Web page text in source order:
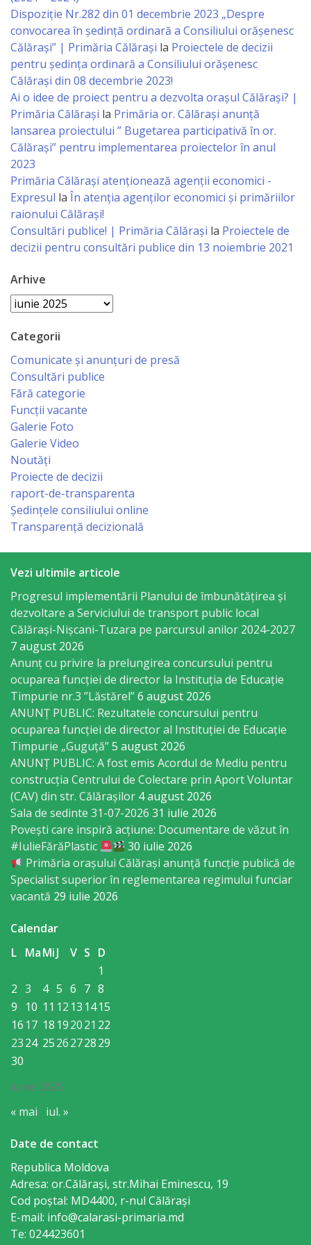
Specialist
în
Construcţii,
Gospodărie
Comunală
şi
Drumuri
Specialist
în
Antreprenoriat,
Business
şi
Comerţ
Specialist
în
Problemele
Tineretului
şi
Sportului
Specialist
pentru
Planificare,
Economist
Primar
Viceprimarii
Specialist
Relații
cu
Publicul,
Operator
CISC
Organigrama
Regulament
Consiliul
local
Secretarul
Consilieri
Comisii
de
specialitate
Regulamentul
Dispoziție Nr.282 din 01 decembrie 2023 „Despre
convocarea în ședință ordinară a Consiliului orășenesc
Călărași” | Primăria Călărași la Proiectele de decizii
pentru ședința ordinară a Consiliului orășenesc
Călărași din 08 decembrie 2023!
Ai o idee de proiect pentru a dezvolta orașul Călărași? |
Primăria Călărași la Primăria or. Călărași anunță
lansarea proiectului ” Bugetarea participativă în or.
Călărași” pentru implementarea proiectelor în anul
2023
Primăria Călăraşi atenţionează agenţii economici -
Expresul la În atenția agenților economici și primăriilor
raionului Călărași!
Consultări publice! | Primăria Călărași la Proiectele de
decizii pentru consultări publice din 13 noiembrie 2021
Arhive
Arhive
Categorii
Comunicate și anunțuri de presă
Consultări publice
Fără categorie
Funcții vacante
Galerie Foto
Galerie Video
Noutăți
Proiecte de decizii
raport-de-transparenta
Ședințele consiliului online
Transparență decizională
Vezi ultimile articole
Progresul implementării Planului de îmbunătățirea și
dezvoltare a Serviciului de transport public local
Călărași-Nișcani-Tuzara pe parcursul anilor 2024-2027
7 august 2026
Anunț cu privire la prelungirea concursului pentru
ocuparea funcţiei de director la Instituția de Educație
Timpurie nr.3 ”Lăstărel”6 august 2026
ANUNȚ PUBLIC: Rezultatele concursului pentru
ocuparea funcției de director al Instituției de Educație
Timpurie „Guguță”5 august 2026
ANUNȚ PUBLIC: A fost emis Acordul de Mediu pentru
construcția Centrului de Colectare prin Aport Voluntar
(CAV) din str. Călărașilor 4 august 2026
Sala de sedinte 31-07-2026 31 iulie 2026
Povești care inspiră acțiune: Documentare de văzut în
#IulieFărăPlastic
30 iulie 2026
Primăria orașului Călărași anunță funcție publică de
Specialist superior în reglementarea regimului funciar
vacantă 29 iulie 2026
Calendar
iunie 2025
L MaMiJ V S D
1
2 3 4 5 6 7 8
9
10 11 12 13 1415
16 17 18 192021 22
2324 2526272829
30
« mai iul. »
Date de contact
Republica Moldova
Adresa: or.Călăraşi, str.Mihai Eminescu, 19
Cod poștal: MD4400, r-nul Călăraşi
E-mail: info@calarasi-primaria.md
Te: 024423601